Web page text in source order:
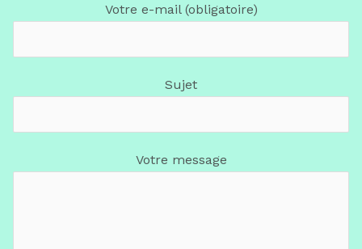
Votre e-mail (obligatoire)
Sujet
Votre message